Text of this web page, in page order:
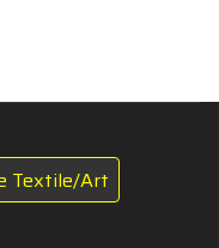
Textile/Art